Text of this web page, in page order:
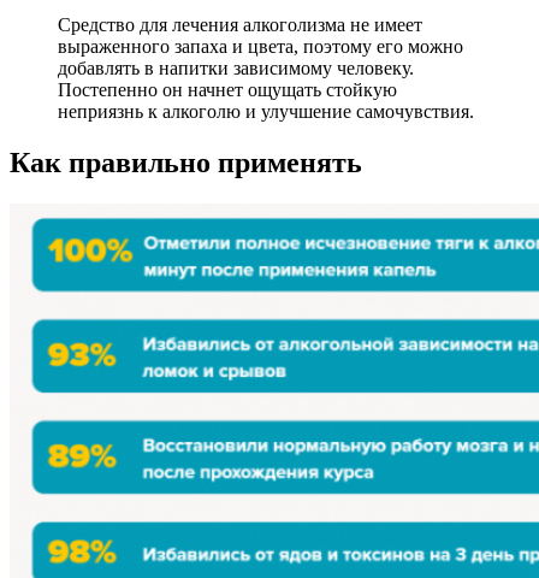
Средство для лечения алкоголизма не имеет
выраженного запаха и цвета, поэтому его можно
добавлять в напитки зависимому человеку.
Постепенно он начнет ощущать стойкую
неприязнь к алкоголю и улучшение самочувствия.
Как правильно применять